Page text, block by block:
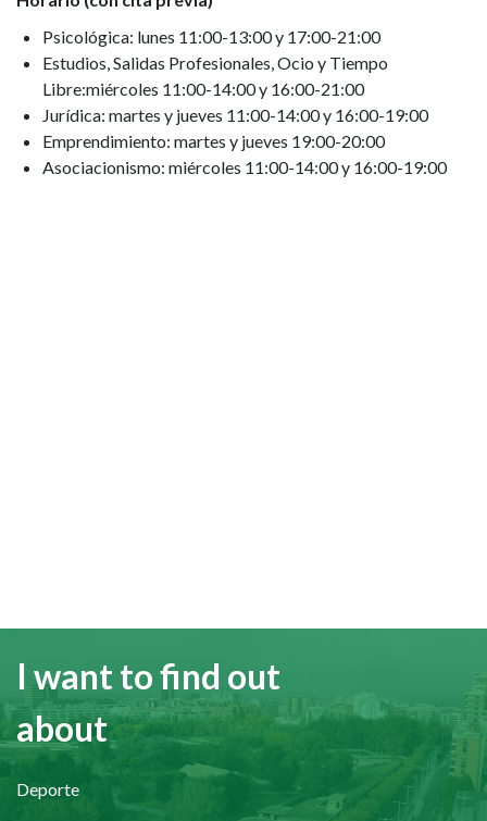
Psicológica: lunes 11:00-13:00 y 17:00-21:00
Estudios, Salidas Profesionales, Ocio y Tiempo
Libre:miércoles 11:00-14:00 y 16:00-21:00
Jurídica: martes y jueves 11:00-14:00 y 16:00-19:00
Emprendimiento: martes y jueves 19:00-20:00
Asociacionismo: miércoles 11:00-14:00 y 16:00-19:00
I want to find out
about
Deporte